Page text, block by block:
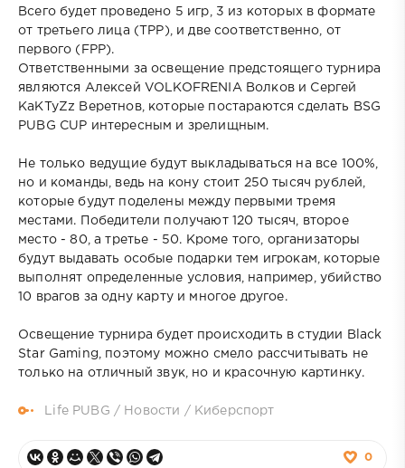
Всего будет проведено 5 игр, 3 из которых в формате
от третьего лица (TPP), и две соответственно, от
первого (FPP).
Ответственными за освещение предстоящего турнира
являются Алексей VOLKOFRENIA Волков и Сергей
KaKTyZz Веретнов, которые постараются сделать BSG
PUBG CUP интересным и зрелищным.
Не только ведущие будут выкладываться на все 100%,
но и команды, ведь на кону стоит 250 тысяч рублей,
которые будут поделены между первыми тремя
местами. Победители получают 120 тысяч, второе
место - 80, а третье - 50. Кроме того, организаторы
будут выдавать особые подарки тем игрокам, которые
выполнят определенные условия, например, убийство
10 врагов за одну карту и многое другое.
Освещение турнира будет происходить в студии Black
Star Gaming, поэтому можно смело рассчитывать не
только на отличный звук, но и красочную картинку.
Life PUBG / Новости / Киберспорт
0